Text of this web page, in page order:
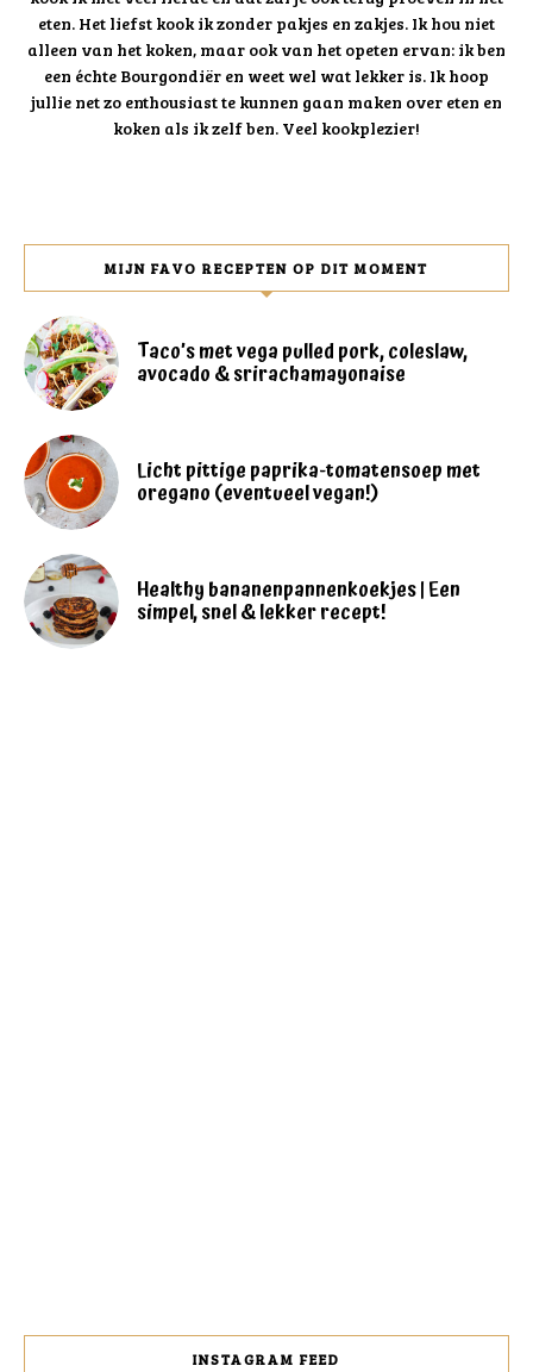
eten. Het liefst kook ik zonder pakjes en zakjes. Ik hou niet
alleen van het koken, maar ook van het opeten ervan: ik ben
een échte Bourgondiër en weet wel wat lekker is. Ik hoop
jullie net zo enthousiast te kunnen gaan maken over eten en
koken als ik zelf ben. Veel kookplezier!
MIJN FAVO RECEPTEN OP DIT MOMENT
Taco’s met vega pulled pork, coleslaw,
avocado & srirachamayonaise
Licht pittige paprika-tomatensoep met
oregano (eventueel vegan!)
Healthy bananenpannenkoekjes | Een
simpel, snel & lekker recept!
INSTAGRAM FEED